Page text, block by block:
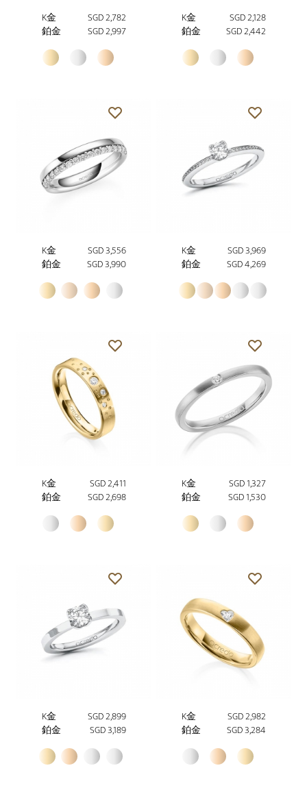
K金
SGD 2,782
鉑金
SGD 2,997
K金
SGD 2,128
鉑金
SGD 2,442
K金
SGD 3,556
鉑金
SGD 3,990
K金
SGD 3,969
鉑金
SGD 4,269
K金
SGD 2,411
鉑金
SGD 2,698
K金
SGD 1,327
鉑金
SGD 1,530
K金
SGD 2,899
鉑金
SGD 3,189
K金
SGD 2,982
鉑金
SGD 3,284